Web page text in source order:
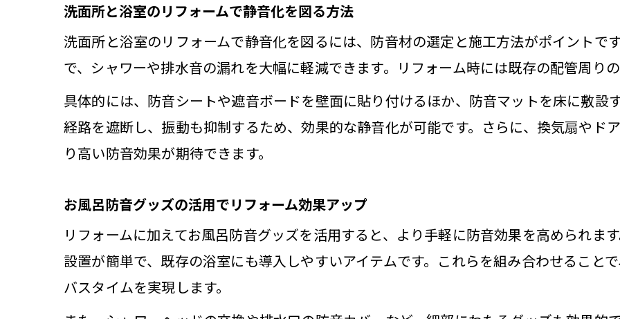
防音マットや吸音ボードを活用したリフォーム術
マンション浴室の防音効果を高めるノウハウ
排水音を抑える浴室リフォームのヒント
排水音対策に浴室防音設備が効果的な理由
洗面所と浴室のリフォームで排水管防音対策を
排水音軽減に役立つ防音グッズの選び方
洗面所と浴室のリフォームで気を付けたいポイ
防音マット活用で快適なお風呂時間
洗面所と浴室のリフォームで防音マットを選ぶ
洗面所と浴室のリフォームで静音化を図る方法
洗面所と浴室のリフォームで静音化を図るには、防音材の選定と施工方法がポイントで
で、シャワーや排水音の漏れを大幅に軽減できます。リフォーム時には既存の配管周り
具体的には、防音シートや遮音ボードを壁面に貼り付けるほか、防音マットを床に敷設
経路を遮断し、振動も抑制するため、効果的な静音化が可能です。さらに、換気扇やド
り高い防音効果が期待できます。
お風呂防音グッズの活用でリフォーム効果アップ
リフォームに加えてお風呂防音グッズを活用すると、より手軽に防音効果を高められま
設置が簡単で、既存の浴室にも導入しやすいアイテムです。これらを組み合わせること
バスタイムを実現します。